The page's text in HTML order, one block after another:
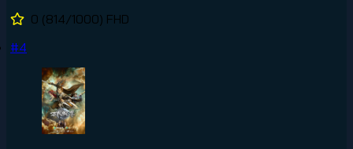
0 (814/1000) FHD
#4